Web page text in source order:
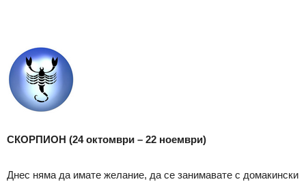
СКОРПИОН (24 октомври – 22 ноември)
Днес няма да имате желание, да се занимавате с домакински